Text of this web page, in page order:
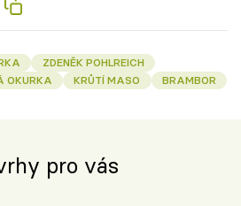
ZDENĚK POHLREICH
OKURKA KRŮTÍ MASO BRAMBOR
pro vás